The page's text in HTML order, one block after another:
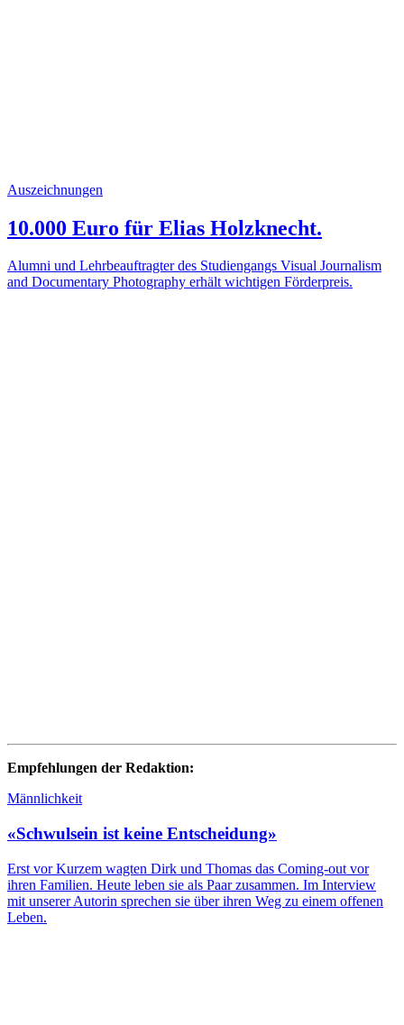
Auszeichnungen
10.000 Euro für Elias Holzknecht.
Alumni und Lehrbeauftragter des Studiengangs Visual Journalism
and Documentary Photography erhält wichtigen Förderpreis.
Empfehlungen der Redaktion:
Männlichkeit
«Schwulsein ist keine Entscheidung»
Erst vor Kurzem wagten Dirk und Thomas das Coming-out vor
ihren Familien. Heute leben sie als Paar zusammen. Im Interview
mit unserer Autorin sprechen sie über ihren Weg zu einem offenen
Leben.